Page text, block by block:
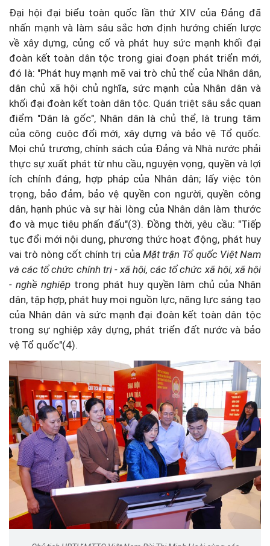
Đại hội đại biểu toàn quốc lần thứ XIV của Đảng đã
nhấn mạnh và làm sâu sắc hơn định hướng chiến lược
về xây dựng, củng cố và phát huy sức mạnh khối đại
đoàn kết toàn dân tộc trong giai đoạn phát triển mới,
đó là: "Phát huy mạnh mẽ vai trò chủ thể của Nhân dân,
dân chủ xã hội chủ nghĩa, sức mạnh của Nhân dân và
khối đại đoàn kết toàn dân tộc. Quán triệt sâu sắc quan
điểm "Dân là gốc", Nhân dân là chủ thể, là trung tâm
của công cuộc đổi mới, xây dựng và bảo vệ Tổ quốc.
Mọi chủ trương, chính sách của Đảng và Nhà nước phải
thực sự xuất phát từ nhu cầu, nguyện vọng, quyền và lợi
ích chính đáng, hợp pháp của Nhân dân; lấy việc tôn
trọng, bảo đảm, bảo vệ quyền con người, quyền công
dân, hạnh phúc và sự hài lòng của Nhân dân làm thước
đo và mục tiêu phấn đấu"(3). Đồng thời, yêu cầu: "Tiếp
tục đổi mới nội dung, phương thức hoạt động, phát huy
vai trò nòng cốt chính trị của Mặt trận Tổ quốc Việt Nam
và các tổ chức chính trị - xã hội, các tổ chức xã hội, xã hội
- nghề nghiệp trong phát huy quyền làm chủ của Nhân
dân, tập hợp, phát huy mọi nguồn lực, năng lực sáng tạo
của Nhân dân và sức mạnh đại đoàn kết toàn dân tộc
trong sự nghiệp xây dựng, phát triển đất nước và bảo
vệ Tổ quốc"(4).